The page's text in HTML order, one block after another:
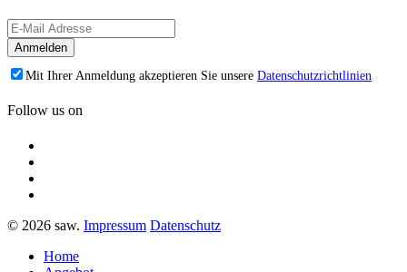
Mit Ihrer Anmeldung akzeptieren Sie unsere Datenschutzrichtlinien
Follow us on
© 2026 saw. Impressum Datenschutz
Home